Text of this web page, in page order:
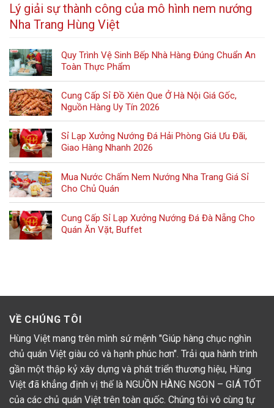
Lý giải sự thành công của mô hình nem nướng
Nha Trang Hùng Việt
Quy Trình Vệ Sinh Bếp Nhà Hàng Đúng Chuẩn An
Toàn Thực Phẩm
Cung Cấp Sỉ Đồ Xiên Que Ở Hà Nội Giá Gốc,
Nguồn Hàng Uy Tín 2026
Sỉ Lạp Xưởng Nướng Đá Hải Phòng Giá Ưu Đãi,
Giao Hàng Nhanh 2026
Mua Nước Chấm Nem Nướng Nha Trang Giá Sỉ
Cho Chủ Quán
Cung Cấp Sỉ Lạp Xưởng Nướng Đá Đà Nẵng Cho
Quán Ăn Vặt, Buffet
VỀ CHÚNG TÔI
Hùng Việt mang trên mình sứ mệnh "Giúp hàng chục nghìn
chủ quán Việt giàu có và hạnh phúc hơn". Trải qua hành trình
gần một thập kỷ xây dựng và phát triển thương hiệu, Hùng
Việt đã khẳng định vị thế là NGUỒN HÀNG NGON – GIÁ TỐT
của các chủ quán Việt trên toàn quốc. Chúng tôi vô cùng tự